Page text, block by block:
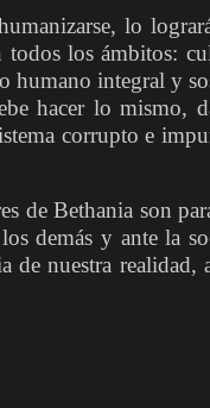
lo
todos los ámbitos:
humano integral y
hacer lo mismo,
corrupto e
de Bethania son
demás y ante la
de nuestra